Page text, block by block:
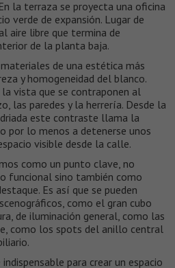
la terraza se proyecta una oficina
verde de expansión. Lugar de
aire libre que termina de
de la planta baja.
de una estética más
y homogeneidad del blanco.
vista que se contraponen al
las paredes y la herrería. Desde la
este contraste llama la
por lo menos a detenerse unos
visible desde la calle.
como un punto clave, no
funcional sino también como
Es así que se pueden
como el gran cubo
de iluminación general, como las
como los spots del anillo central
para crear un espacio